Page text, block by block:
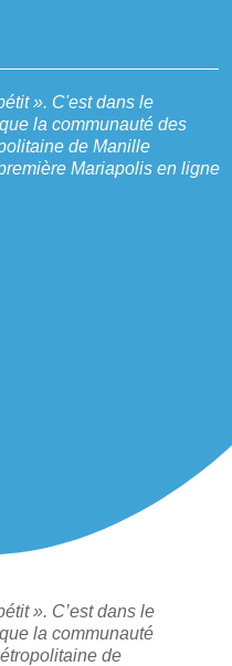
». C'est dans le
la communauté des
de Manille
Mariapolis en ligne
». C’est dans le
la communauté
de